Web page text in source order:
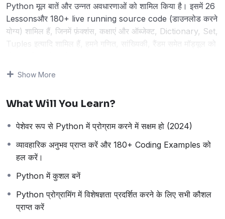
Python मूल बातें और उन्नत अवधारणाओं को शामिल किया है। इसमें 26
Lessonsऔर 180+ live running source code (डाउनलोड करने
योग्य) शामिल हैं, जिनमें फ़ंक्शंस, कक्षाएं और ऑब्जेक्ट, Dictionary, Set,
Tuples इत्यादि शामिल हैं, हमने गणित, सांख्यिकी, रैंडम समेत मॉड्यूल को
Note:
भाषा है। इसका उपयोग कई क्षेत्रों में विकास के लिए किया जाता है और इसे
विकसित और पहली बार 1991 में जारी की गई एक उच्च-स्तरीय प्रोग्रामिंग
भाषा। 75% से अधिक प्रोग्रामर मानते हैं कि पायथन में डेटा साइंस
कौशल होना चाहिए।
Python Features
Open Source
High-level programming language
Show More
What Will You Learn?
पेशेवर रूप से Python में प्रोग्राम करने में सक्षम हो (2024)
व्यावहारिक अनुभव प्राप्त करें और 180+ Coding Examples को
हल करें।
Python में कुशल बनें
Python प्रोग्रामिंग में विशेषज्ञता प्रदर्शित करने के लिए सभी कौशल
प्राप्त करें